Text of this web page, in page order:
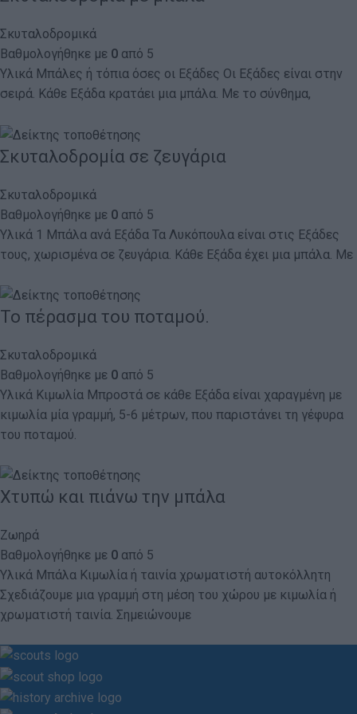
Σκυταλοδρομικά
Βαθμολογήθηκε με 0 από 5
Υλικά Μπάλες ή τόπια όσες οι Εξάδες Οι Εξάδες είναι στην
σειρά. Κάθε Εξάδα κρατάει μια μπάλα. Με το σύνθημα,
Σκυταλοδρομία σε ζευγάρια
Σκυταλοδρομικά
Βαθμολογήθηκε με 0 από 5
Υλικά 1 Μπάλα ανά Εξάδα Τα Λυκόπουλα είναι στις Εξάδες
τους, χωρισμένα σε ζευγάρια. Κάθε Εξάδα έχει μια μπάλα. Με
Το πέρασμα του ποταμού.
Σκυταλοδρομικά
Βαθμολογήθηκε με 0 από 5
Υλικά Κιμωλία Μπροστά σε κάθε Εξάδα είναι χαραγμένη με
κιμωλία μία γραμμή, 5-6 μέτρων, που παριστάνει τη γέφυρα
του ποταμού.
Χτυπώ και πιάνω την μπάλα
Ζωηρά
Βαθμολογήθηκε με 0 από 5
Υλικά Μπάλα Κιμωλία ή ταινία χρωματιστή αυτοκόλλητη
Σχεδιάζουμε μια γραμμή στη μέση του χώρου με κιμωλία ή
χρωματιστή ταινία. Σημειώνουμε